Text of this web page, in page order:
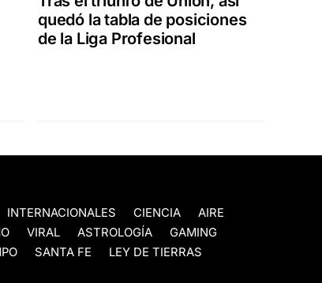
quedó la tabla de posiciones
de la Liga Profesional
INTERNACIONALES CIENCIA
AIRE
VIRAL ASTROLOGÍA
GAMING
SANTA FE
LEY DE TIERRAS